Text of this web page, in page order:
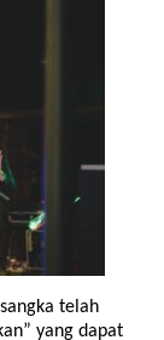
telah
yang dapat